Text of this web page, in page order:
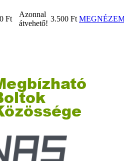
Ft
Azonnal
átvehető!
3.500 Ft